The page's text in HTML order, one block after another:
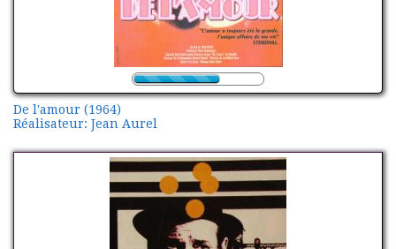
De l'amour (1964)
Réalisateur: Jean Aurel